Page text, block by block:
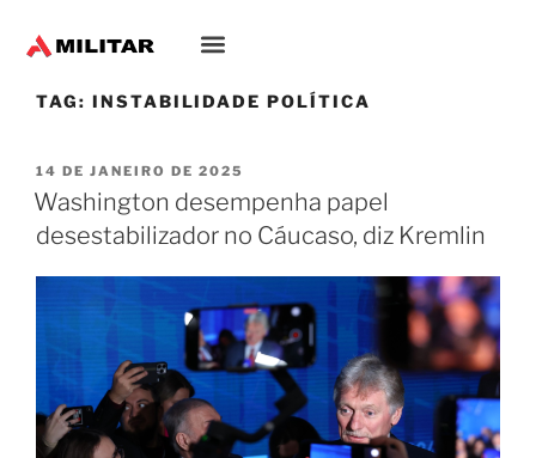
TAG: INSTABILIDADE POLÍTICA
14 DE JANEIRO DE 2025
Washington desempenha papel
desestabilizador no Cáucaso, diz Kremlin